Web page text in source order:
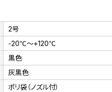
2号
-20℃～+120℃
黒色
灰黒色
ポリ袋（ノズル付）